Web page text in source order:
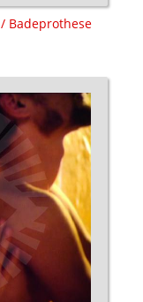
Badeprothese